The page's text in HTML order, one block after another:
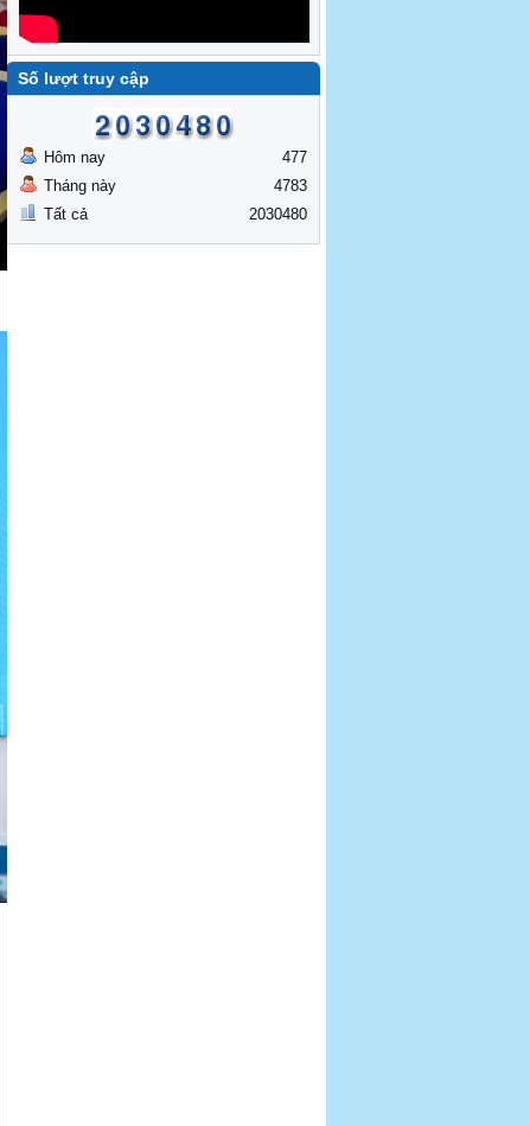
Số lượt truy cập
Hôm nay
Tháng này
Tất cả
477
4783
2030480